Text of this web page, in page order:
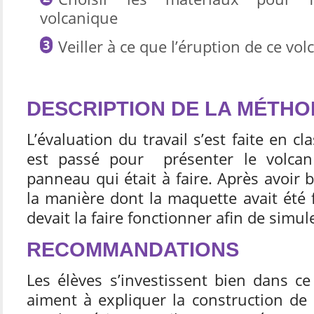
volcanique
Veiller à ce que l’éruption de ce
DESCRIPTION DE LA
L’évaluation du travail s’est faite en
est passé pour présenter le
panneau qui était à faire. Après avoir
la manière dont la maquette avait été
devait la faire fonctionner afin de
RECOMMANDATIONS
Les élèves s’investissent bien dans
aiment à expliquer la construction